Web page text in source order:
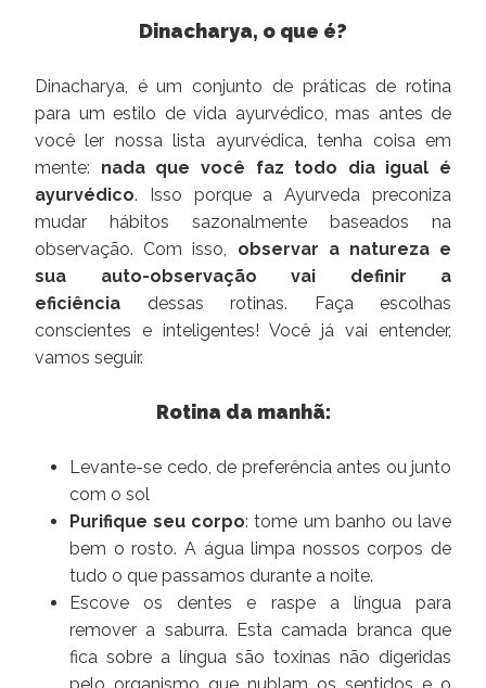
Dinacharya, o que é?
Dinacharya, é um conjunto de práticas de rotina
para um estilo de vida ayurvédico, mas antes de
você ler nossa lista ayurvédica, tenha coisa em
mente: nada que você faz todo dia igual é
ayurvédico. Isso porque a Ayurveda preconiza
mudar hábitos sazonalmente baseados na
observação. Com isso, observar a natureza e
sua auto-observação vai definir a
eficiência dessas rotinas. Faça escolhas
conscientes e inteligentes! Você já vai entender,
vamos seguir.
Rotina da manhã:
Levante-se cedo, de preferência antes ou junto
com o sol
Purifique seu corpo: tome um banho ou lave
bem o rosto. A água limpa nossos corpos de
tudo o que passamos durante a noite.
Escove os dentes e raspe a língua para
remover a saburra. Esta camada branca que
fica sobre a língua são toxinas não digeridas